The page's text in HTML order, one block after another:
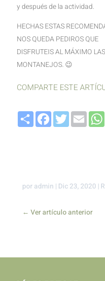
y después de la actividad.
HECHAS ESTAS
NOS QUEDA PEDIROS QUE
DISFRUTEIS AL MÁXIMO
MONTANEJOS. 😉
COMPARTE ESTE
CompartirFacebook
TwitterEmail
poradmin | Dic 23, 2020 |
← Ver artículo anterior